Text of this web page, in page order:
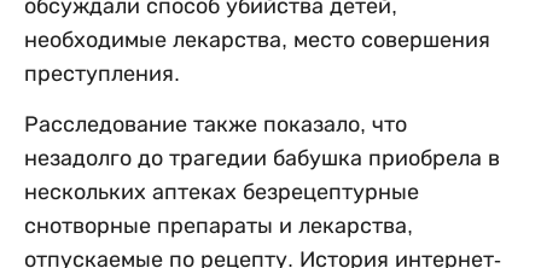
обсуждали способ убийства детей,
необходимые лекарства, место совершения
преступления.
Расследование также показало, что
незадолго до трагедии бабушка приобрела в
нескольких аптеках безрецептурные
снотворные препараты и лекарства,
отпускаемые по рецепту. История интернет-